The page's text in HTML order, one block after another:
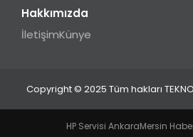
Hakkımızda
İletişimKünye
Copyright © 2025 Tüm hakları
HP Servisi AnkaraMersin